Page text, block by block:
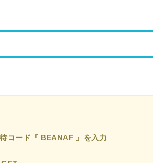
コード『 BEANAF 』を入力